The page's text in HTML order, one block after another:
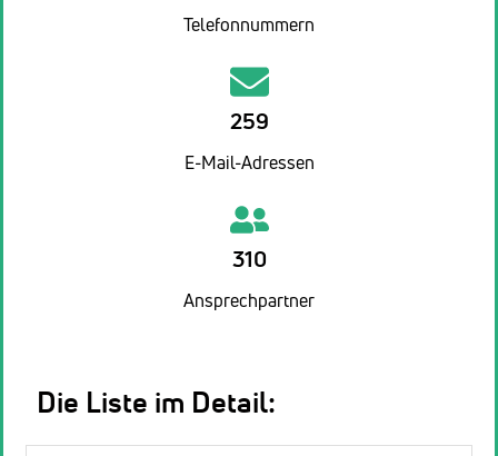
Telefonnummern
259
E-Mail-Adressen
310
Ansprechpartner
Die Liste im Detail: